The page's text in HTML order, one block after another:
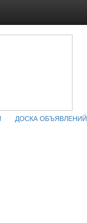
ДОСКА ОБЪЯВЛЕНИЙ